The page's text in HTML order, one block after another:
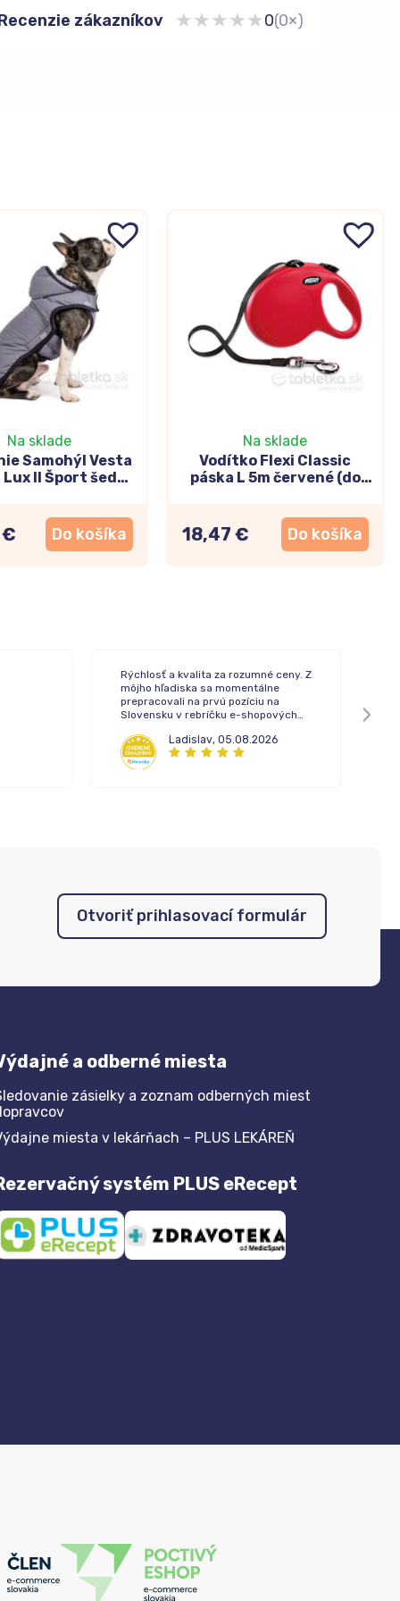
zákazníkov ★★★★★0(0×)
Na sklade
Samohýl Vesta
II Šport šedá
Do košíka
Na sklade
Vodítko Flexi Classic
páska L 5m červené (do
18,47 € Do košíka
Rýchlosť a kvalita za rozumné ceny. Z
môjho hľadiska sa momentálne
prepracovali na prvú pozíciu na
Slovensku v rebríčku e-shopových
Ladislav, 05.08.2026
Otvoriť prihlasovací formulár
a odberné miesta
zásielky a zoznam odberných miest
miesta v lekárňach – PLUS LEKÁREŇ
systém PLUS eRecept